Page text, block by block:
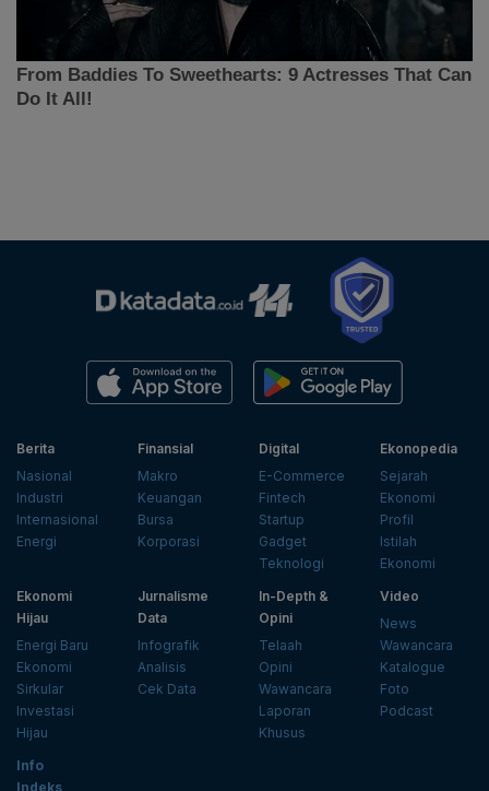
Berita
Nasional
Industri
Internasional
Energi
Finansial
Makro
Keuangan
Bursa
Korporasi
Digital
E-Commerce
Fintech
Startup
Gadget
Teknologi
Ekonopedia
Sejarah
Ekonomi
Profil
Istilah
Ekonomi
Ekonomi
Hijau
Energi Baru
Ekonomi
Sirkular
Investasi
Hijau
Jurnalisme
Data
Infografik
Analisis
Cek Data
In-Depth &
Opini
Telaah
Opini
Wawancara
Laporan
Khusus
Video
News
Wawancara
Katalogue
Foto
Podcast
Info
Indeks